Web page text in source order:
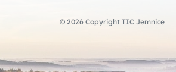
© 2026 Copyright TIC Jemnice